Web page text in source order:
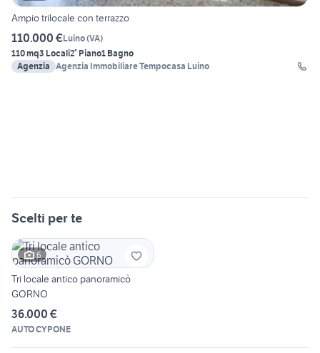
Ampio trilocale con terrazzo
110.000 €Luino(VA)
110 mq3 Locali2° Piano1 Bagno
Agenzia Agenzia Immobiliare Tempocasa Luino
Scelti per te
6
Tri locale antico panoramicò
GORNO
36.000 €
AUTO CYPONE